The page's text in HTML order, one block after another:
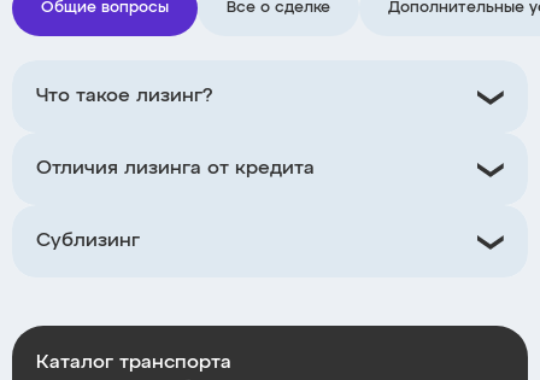
Общие вопросы Все о сделке Дополнительные
Что такое лизинг?
Отличия лизинга от кредита
Сублизинг
Каталог транспорта